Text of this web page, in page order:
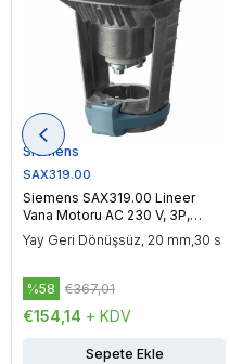
Siemens
SAX319.00
Siemens SAX319.00 Lineer
Vana Motoru AC 230 V, 3P,
Yüzer Kontrol, 800 N
Yay Geri Dönüşsüz, 20 mm,30 s
€154,14 + KDV
%58 €367,01
Sepete Ekle